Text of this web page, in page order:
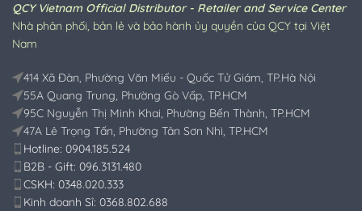
QCY Vietnam Official Distributor - Retailer and Service Center
Nhà phân phối, bản lẻ và bảo hành ủy quyền của QCY tại Việt
Nam
414 Xã Đàn, Phường Văn Miếu - Quốc Tử Giám, TP.Hà Nội
55A Quang Trung, Phường Gò Vấp, TP.HCM
95C Nguyễn Thị Minh Khai, Phường Bến Thành, TP.HCM
47A Lê Trọng Tấn, Phường Tân Sơn Nhì, TP.HCM
Hotline: 0904.185.524
B2B - Gift: 096.3131.480
CSKH: 0348.020.333
Kinh doanh Sỉ: 0368.802.688